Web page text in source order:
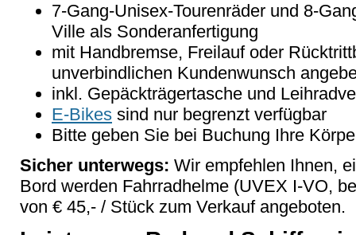
7-Gang-Unisex-Tourenräder und 8-
Ville als Sonderanfertigung
mit Handbremse, Freilauf oder
unverbindlichen Kundenwunsch
inkl. Gepäckträgertasche und
E-Bikes sind nur begrenzt verfügbar
Bitte geben Sie bei Buchung Ihre
Sicher unterwegs: Wir empfehlen Ihnen,
Bord werden Fahrradhelme (UVEX I-VO,
von € 45,- / Stück zum Verkauf angeboten.